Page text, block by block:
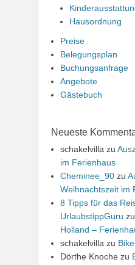
Hausordnung
Preise
Belegungsplan
Buchungsanfrage
Angebote
Gästebuch
Neueste
schakelvilla zu
im Ferienhaus
Cheminee_90 zu
Weihnachtszeit im
8 Tipps für das
UrlaubstippGuru zu
Holland –
schakelvilla zu
Dörthe Knoche zu